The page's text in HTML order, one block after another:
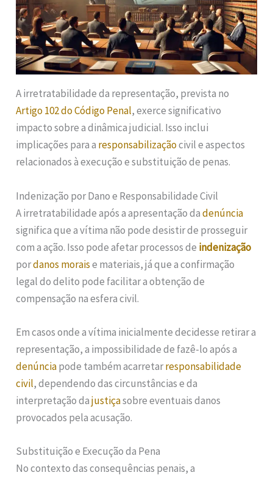
A irretratabilidade da representação, prevista no
Artigo 102 do Código Penal, exerce significativo
impacto sobre a dinâmica judicial. Isso inclui
implicações para a responsabilizaçãocivil e aspectos
relacionados à execução e substituição de penas.
Indenização por Dano e Responsabilidade Civil
A irretratabilidade após a apresentação dadenúncia
significa que a vítima não pode desistir de prosseguir
com a ação. Isso pode afetar processos de indenização
pordanos moraise materiais, já que a confirmação
legal do delito pode facilitar a obtenção de
compensação na esfera civil.
Em casos onde a vítima inicialmente decidesse retirar a
representação, a impossibilidade de fazê-lo após a
denúnciapode também acarretarresponsabilidade
civil, dependendo das circunstâncias e da
interpretação dajustiçasobre eventuais danos
provocados pela acusação.
Substituição e Execução da Pena
No contexto das consequências penais, a